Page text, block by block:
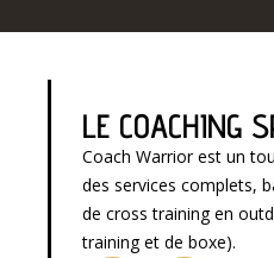
LE COACHING
Coach Warrior est un
des services complets,
de cross training en
training et de boxe).